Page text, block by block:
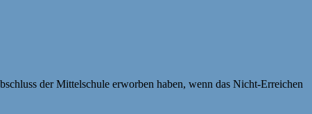
der Mittelschule erworben haben, wenn das Nicht-Erreichen